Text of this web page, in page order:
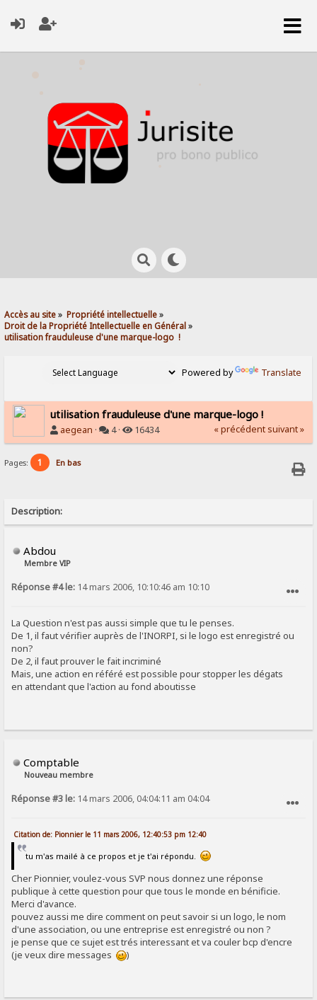
Accès au site» Propriété intellectuelle»
Droit de la Propriété Intellectuelle en Général»
utilisation frauduleuse d'une marque-logo  !
Powered by Translate
utilisation frauduleuse d'une marque-logo !
aegean · 4 · 16434 « précédent suivant »
Pages: 1 En bas
Description:
Abdou
Membre VIP
Réponse #4 le: 14 mars 2006, 10:10:46 am 10:10
La Question n'est pas aussi simple que tu le penses.
De 1, il faut vérifier auprès de l'INORPI, si le logo est enregistré ou
non?
De 2, il faut prouver le fait incriminé
Mais, une action en référé est possible pour stopper les dégats
en attendant que l'action au fond aboutisse
Comptable
Nouveau membre
Réponse #3 le: 14 mars 2006, 04:04:11 am 04:04
Citation de: Pionnier le 11 mars 2006, 12:40:53 pm 12:40
tu m'as mailé à ce propos et je t'ai répondu.
Cher Pionnier, voulez-vous SVP nous donnez une réponse
publique à cette question pour que tous le monde en bénificie.
Merci d'avance.
pouvez aussi me dire comment on peut savoir si un logo, le nom
d'une association, ou une entreprise est enregistré ou non ?
je pense que ce sujet est trés interessant et va couler bcp d'encre
(je veux dire messages
)